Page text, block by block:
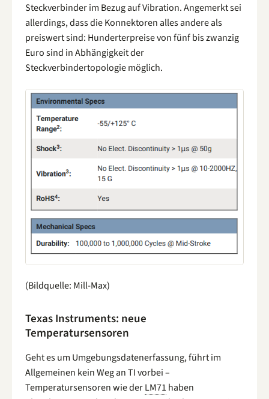
Steckverbinder im Bezug auf Vibration. Angemerkt sei
allerdings, dass die Konnektoren alles andere als
preiswert sind: Hunderterpreise von fünf bis zwanzig
Euro sind in Abhängigkeit der
Steckverbindertopologie möglich.
(Bildquelle: Mill-Max)
Texas Instruments: neue
Temperatursensoren
Geht es um Umgebungsdatenerfassung, führt im
Allgemeinen kein Weg an TI vorbei –
Temperatursensoren wie derLM71 haben